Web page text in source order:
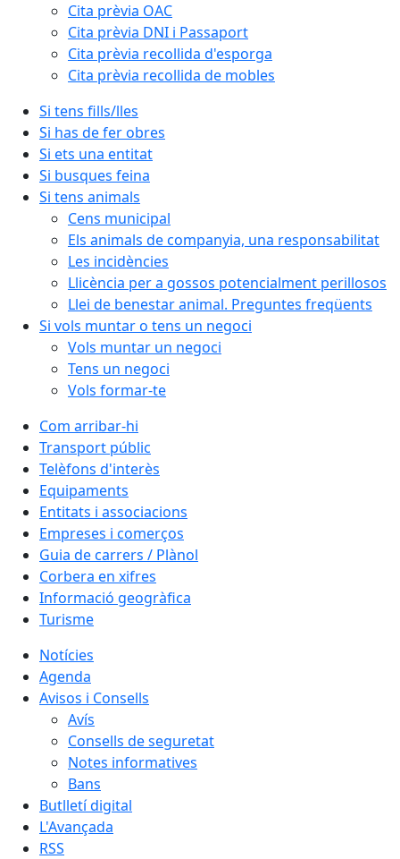
Cita prèvia OAC
Cita prèvia DNI i Passaport
Cita prèvia recollida d'esporga
Cita prèvia recollida de mobles
Si tens fills/lles
Si has de fer obres
Si ets una entitat
Si busques feina
Si tens animals
Cens municipal
Els animals de companyia, una responsabilitat
Les incidències
Llicència per a gossos potencialment perillosos
Llei de benestar animal. Preguntes freqüents
Si vols muntar o tens un negoci
Vols muntar un negoci
Tens un negoci
Vols formar-te
Com arribar-hi
Transport públic
Telèfons d'interès
Equipaments
Entitats i associacions
Empreses i comerços
Guia de carrers / Plànol
Corbera en xifres
Informació geogràfica
Turisme
Notícies
Agenda
Avisos i Consells
Avís
Consells de seguretat
Notes informatives
Bans
Butlletí digital
L'Avançada
RSS